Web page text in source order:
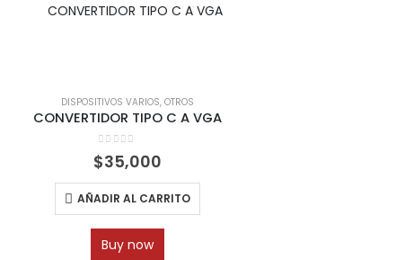
DISPOSITIVOS VARIOS,OTROS
CONVERTIDOR TIPO C A VGA
0 out of 5
$35,000
AÑADIR AL CARRITO
Buy now